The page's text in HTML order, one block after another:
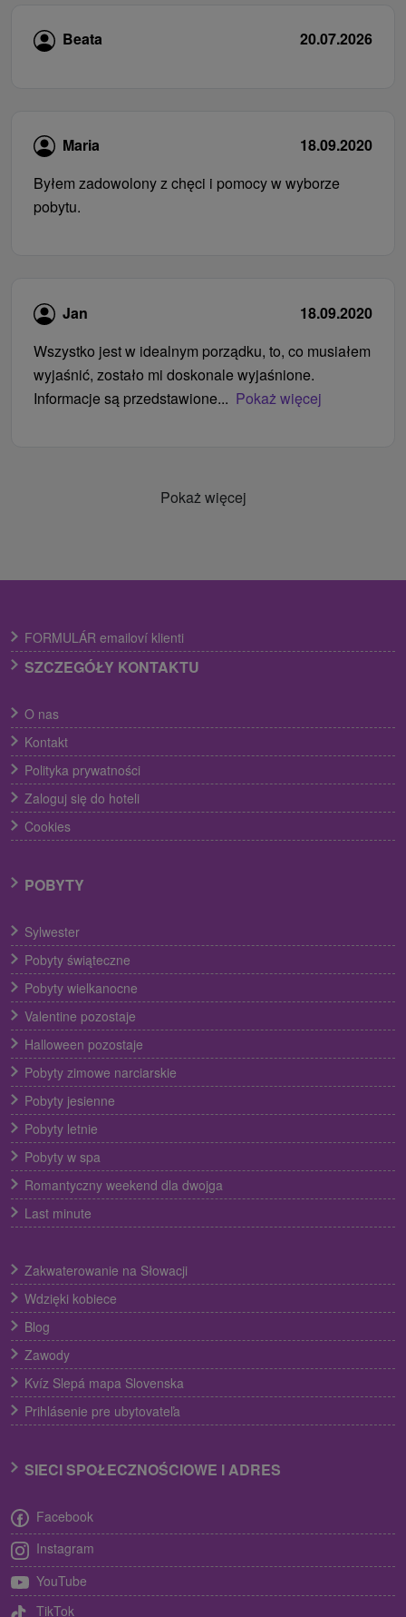
Beata 20.07.2026
Maria
18.09.2020
Byłem zadowolony z chęci i pomocy w wyborze
pobytu.
Jan
18.09.2020
Wszystko jest w idealnym porządku, to, co musiałem
wyjaśnić, zostało mi doskonale wyjaśnione.
Informacje są przedstawione... Pokaż więcej
Pokaż więcej
FORMULÁR emailoví klienti
SZCZEGÓŁY KONTAKTU
O nas
Kontakt
Polityka prywatności
Zaloguj się do hoteli
Cookies
POBYTY
Sylwester
Pobyty świąteczne
Pobyty wielkanocne
Valentine pozostaje
Halloween pozostaje
Pobyty zimowe narciarskie
Pobyty jesienne
Pobyty letnie
Pobyty w spa
Romantyczny weekend dla dwojga
Last minute
Zakwaterowanie na Słowacji
Wdzięki kobiece
Blog
Zawody
Kvíz Slepá mapa Slovenska
Prihlásenie pre ubytovateľa
SIECI SPOŁECZNOŚCIOWE I ADRES
Facebook
Instagram
YouTube
TikTok